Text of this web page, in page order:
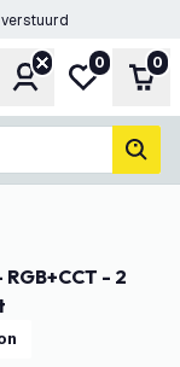
Account
Mijn
0 0